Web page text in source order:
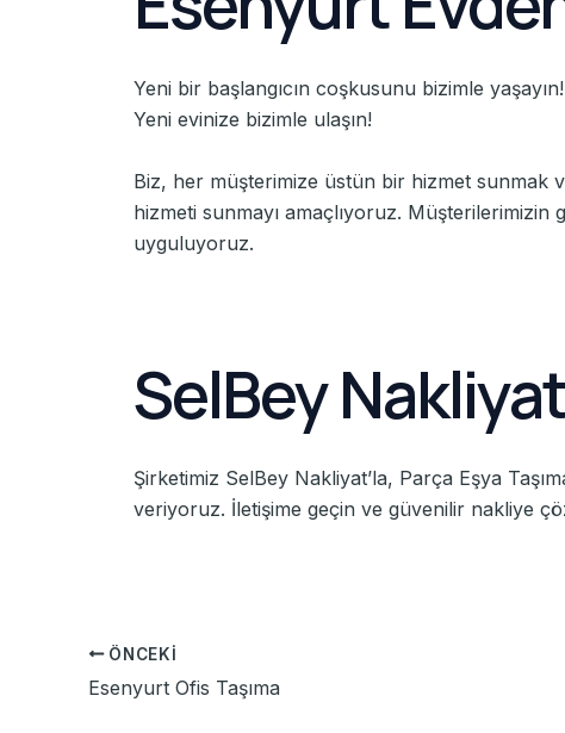
Yeni bir başlangıcın coşkusunu bizimle
Yeni evinize bizimle ulaşın!
Biz, her müşterimize üstün bir hizmet sunmak
hizmeti sunmayı amaçlıyoruz.
uyguluyoruz.
SelBey
Şirketimiz SelBey Nakliyat’la, Parça Eşya
veriyoruz. İletişime geçin ve güvenilir nakliye
ÖNCEKI
Esenyurt Ofis Taşıma